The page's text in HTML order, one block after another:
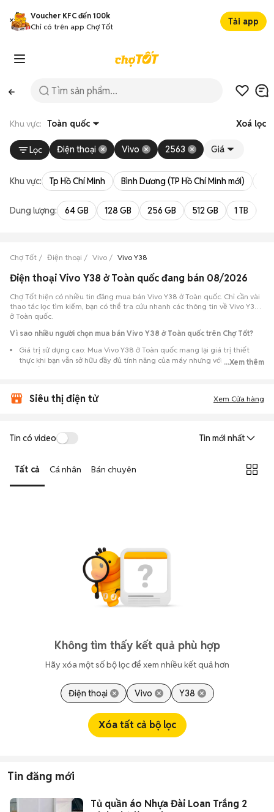
Voucher KFC đến 100k
Chỉ có trên app Chợ Tốt
Tải app
Khu vực: Toàn quốc Xoá lọc
Lọc Điện thoại Vivo 2563 Giá
Khu vực: Tp Hồ Chí Minh Bình Dương (TP Hồ Chí Minh mới)
Dung lượng: 64 GB 128 GB 256 GB 512 GB 1 TB
Chợ Tốt Điện thoại Vivo Vivo Y38
Điện thoại Vivo Y38 ở Toàn quốc đang bán 08/2026
Chợ Tốt hiện có nhiều tin đăng mua bán Vivo Y38 ở Toàn quốc. Chỉ cần vài
thao tác lọc tìm kiếm, bạn có thể tra cứu nhanh các thông tin về Vivo Y38
ở Toàn quốc.
Vì sao nhiều người chọn mua bán Vivo Y38 ở Toàn quốc trên Chợ Tốt?
Giá trị sử dụng cao: Mua Vivo Y38 ở Toàn quốc mang lại giá trị thiết
thực khi bạn vẫn sở hữu đầy đủ tính năng của máy nhưng với chi phí đầu
tư thấp hơn máy đập hộp.
Toàn quốc, đáp ứng từ nhu cầu cần máy đẹp keng đến máy chỉ cần hoạt
động ổn định.
thận, test loa, camera, wifi... để đảm bảo máy không có lỗi phát sinh.
hai bên trao đổi giá cả linh hoạt và có thể chốt giao dịch ngay trong
ngày.
...Xem thêm
Siêu thị điện tử Xem Cửa hàng
Tin có video Tin mới nhất
Tất cả Cá nhân Bán chuyên
Không tìm thấy kết quả phù hợp
Hãy xóa một số bộ lọc để xem nhiều kết quả hơn
Điện thoại Vivo Y38
Xóa tất cả bộ lọc
Tin đăng mới
Tủ quần áo Nhựa Đài Loan Trắng 2